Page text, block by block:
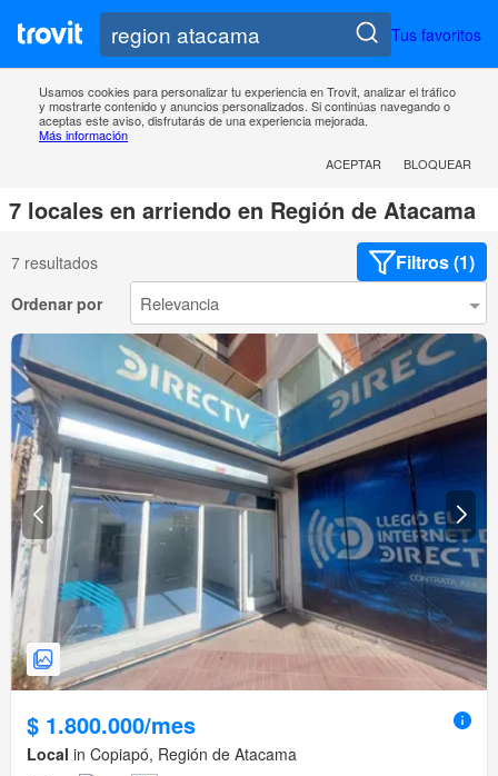
Tus favoritos
Usamos cookies para personalizar tu experiencia en Trovit, analizar el tráfico
y mostrarte contenido y anuncios personalizados. Si continúas navegando o
aceptas este aviso, disfrutarás de una experiencia mejorada.
Más información
ACEPTAR
BLOQUEAR
7 locales en arriendo en Región de Atacama
7 resultados Filtros (1)
Ordenar por
$ 1.800.000/mes
Local in Copiapó, Región de Atacama